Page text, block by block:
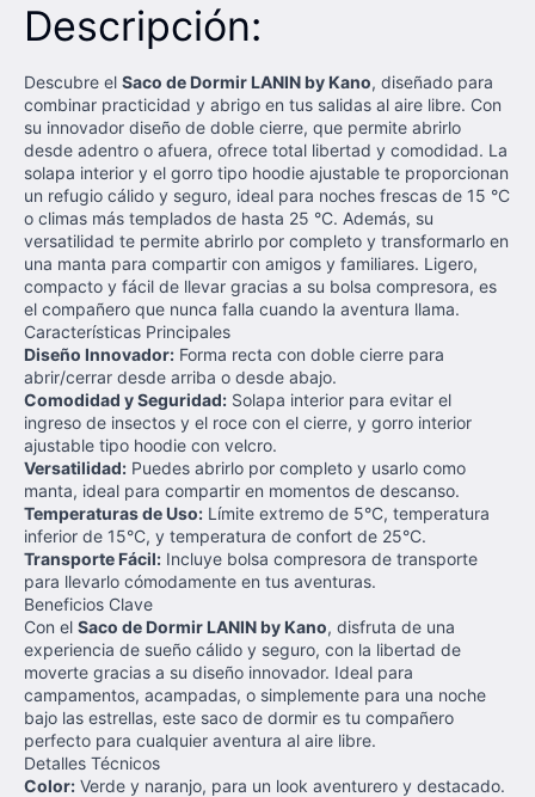
Descripción:
Descubre el Saco de Dormir LANIN by Kano, diseñado para
combinar practicidad y abrigo en tus salidas al aire libre. Con
su innovador diseño de doble cierre, que permite abrirlo
desde adentro o afuera, ofrece total libertad y comodidad. La
solapa interior y el gorro tipo hoodie ajustable te proporcionan
un refugio cálido y seguro, ideal para noches frescas de 15 °C
o climas más templados de hasta 25 °C. Además, su
versatilidad te permite abrirlo por completo y transformarlo en
una manta para compartir con amigos y familiares. Ligero,
compacto y fácil de llevar gracias a su bolsa compresora, es
el compañero que nunca falla cuando la aventura llama.
Características Principales
Diseño Innovador: Forma recta con doble cierre para
abrir/cerrar desde arriba o desde abajo.
Comodidad y Seguridad: Solapa interior para evitar el
ingreso de insectos y el roce con el cierre, y gorro interior
ajustable tipo hoodie con velcro.
Versatilidad: Puedes abrirlo por completo y usarlo como
manta, ideal para compartir en momentos de descanso.
Temperaturas de Uso: Límite extremo de 5°C, temperatura
inferior de 15°C, y temperatura de confort de 25°C.
Transporte Fácil: Incluye bolsa compresora de transporte
para llevarlo cómodamente en tus aventuras.
Beneficios Clave
Con el Saco de Dormir LANIN by Kano, disfruta de una
experiencia de sueño cálido y seguro, con la libertad de
moverte gracias a su diseño innovador. Ideal para
campamentos, acampadas, o simplemente para una noche
bajo las estrellas, este saco de dormir es tu compañero
perfecto para cualquier aventura al aire libre.
Detalles Técnicos
Color: Verde y naranjo, para un look aventurero y destacado.